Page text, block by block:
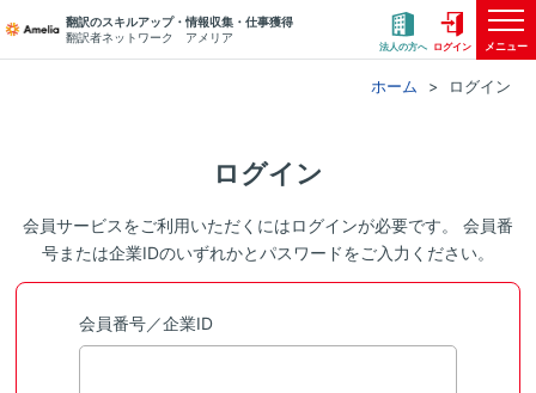
翻訳のスキルアップ・情報収集・仕事獲得
翻訳者ネットワーク アメリア
法人の方へ ログイン メニュー
ホーム ログイン
ログイン
会員サービスをご利用いただくにはログインが必要です。 会員番
号または企業IDのいずれかとパスワードをご入力ください。
会員番号／企業ID